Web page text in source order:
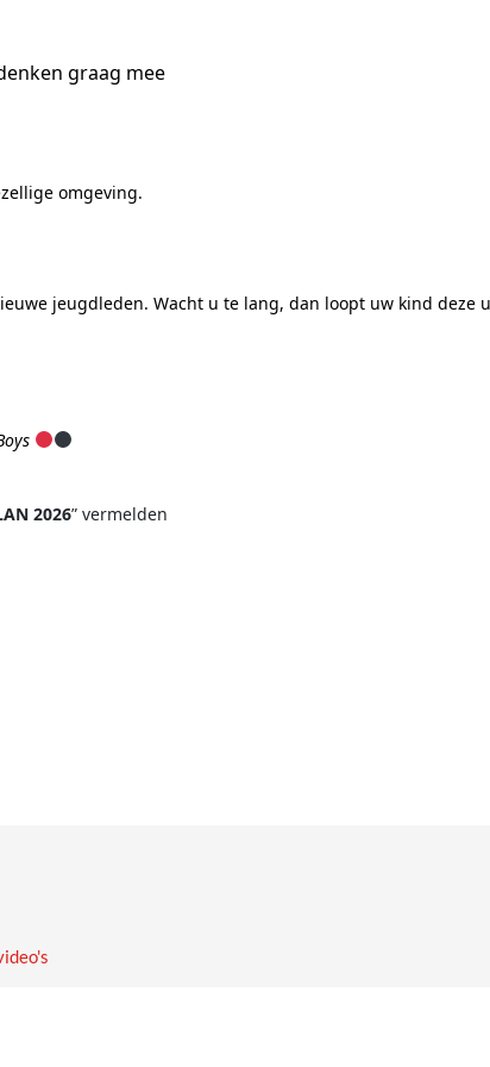
graag mee
omgeving.
jeugdleden. Wacht u te lang, dan loopt uw kind deze
2026” vermelden